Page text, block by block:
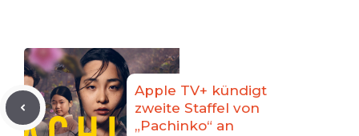
Apple TV+ kündigt
zweite Staffel von
„Pachinko“ an